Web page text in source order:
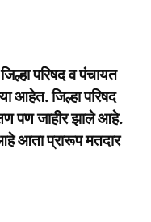
परिषद व पंचायत
आहेत. जिल्हा परिषद
पण जाहीर झाले आहे.
आता प्रारूप मतदार